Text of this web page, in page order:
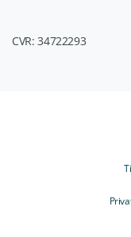
CVR: 34722293